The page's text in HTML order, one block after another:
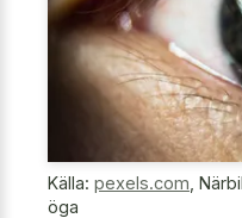
Källa: pexels.com
öga